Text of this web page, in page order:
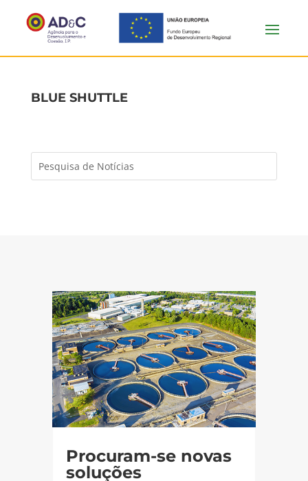
BLUE SHUTTLE
Procuram-se novas
soluções